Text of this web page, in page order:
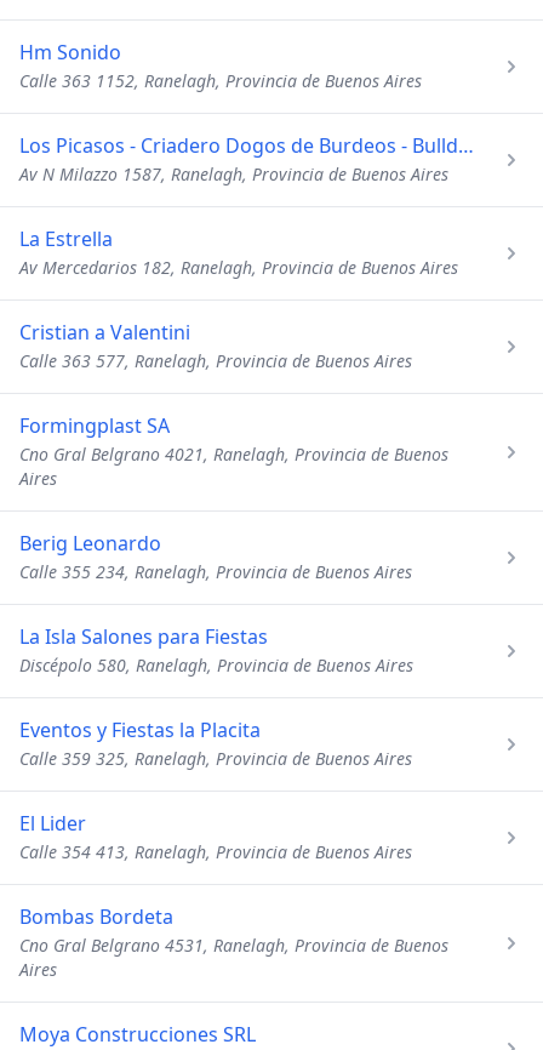
Hm Sonido
Calle 363 1152, Ranelagh, Provincia de Buenos Aires
Los Picasos - Criadero Dogos de Burdeos - Bulldog Frances
Av N Milazzo 1587, Ranelagh, Provincia de Buenos Aires
La Estrella
Av Mercedarios 182, Ranelagh, Provincia de Buenos Aires
Cristian a Valentini
Calle 363 577, Ranelagh, Provincia de Buenos Aires
Formingplast SA
Cno Gral Belgrano 4021, Ranelagh, Provincia de Buenos
Aires
Berig Leonardo
Calle 355 234, Ranelagh, Provincia de Buenos Aires
La Isla Salones para Fiestas
Discépolo 580, Ranelagh, Provincia de Buenos Aires
Eventos y Fiestas la Placita
Calle 359 325, Ranelagh, Provincia de Buenos Aires
El Lider
Calle 354 413, Ranelagh, Provincia de Buenos Aires
Bombas Bordeta
Cno Gral Belgrano 4531, Ranelagh, Provincia de Buenos
Aires
Moya Construcciones SRL